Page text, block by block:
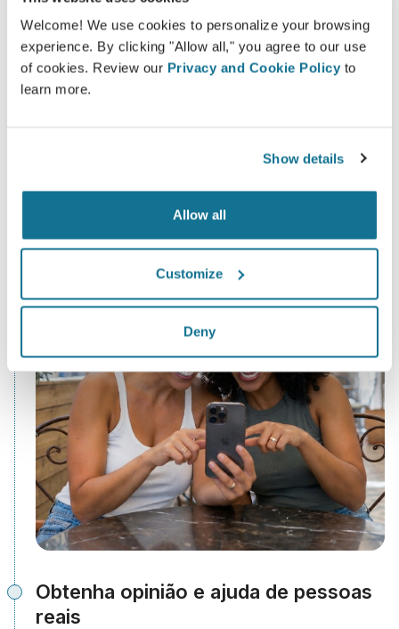
Welcome! We use cookies to personalize your browsing
experience. By clicking "Allow all," you agree to our use
of cookies. Review our Privacy and Cookie Policy to
learn more.
Show details
Allow all
Customize
Deny
Registre-se e veja gratuitamente o seu rosto ou
corpo em 3D. Terá acesso aos recursos mais
avançados de simulação para todo tipo de
Obtenha opinião e ajuda de pessoas
reais